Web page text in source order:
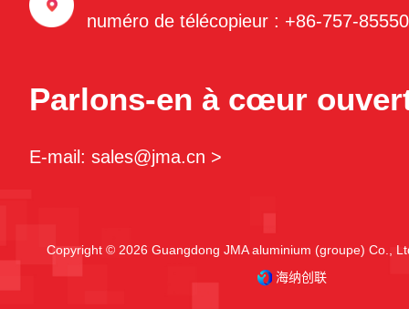
numéro de télécopieur : +86-757-
Parlons-en à cœur
E-mail: sales@jma.cn >
Copyright © 2026 Guangdong JMA aluminium (groupe) Co.,
海纳创联